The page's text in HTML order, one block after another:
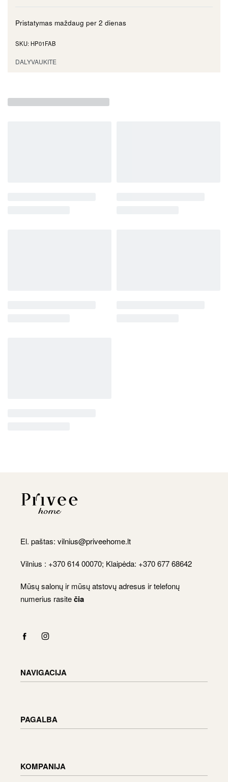
Pristatymas maždaug per 2 dienas
HP01FAB
DALYVAUKITE
El. paštas: vilnius@priveehome.lt
Vilnius : +370 614 00070; Klaipėda: +370 677 68642
Mūsų salonų ir mūsų atstovų adresus ir telefonų
numerius rasitečia
NAVIGACIJA
Krepšelis
PAGALBA
Užsakymo būsena
KOMPANIJA